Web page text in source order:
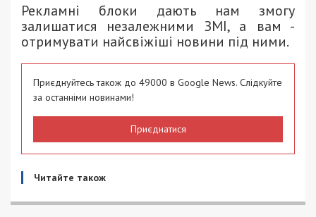
Рекламні блоки дають нам змогу
залишатися незалежними ЗМІ, а вам -
отримувати найсвіжіші новини під ними.
Приєднуйтесь також до 49000 в Google News. Слідкуйте
за останніми новинами!
Приєднатися
Читайте також